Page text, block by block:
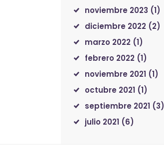
noviembre 2023 (1)
diciembre 2022 (2)
marzo 2022 (1)
febrero 2022 (1)
noviembre 2021 (1)
octubre 2021 (1)
septiembre 2021 (3)
julio 2021 (6)